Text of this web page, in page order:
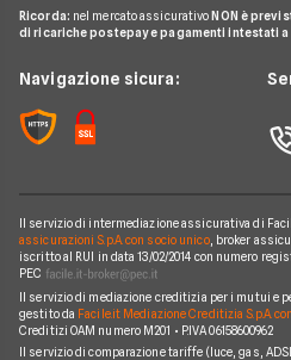
News
Redazione
Ufficio Stampa
Servizio Clienti
Reclami
Mappa del sito
Facile.it Corporate
Facile.it Club
Noleggio lungo termine auto elettriche
Noleggio lungo termine veicoli
Citroen
Jeep
Cupra
Scoprile tutte
FIAT TOPOLINO
LEAPMOTOR B10 reev
AUDI SQ8
FORD Tourneo Courier
BMW Serie 3 SW
AUDI A3 Sportback
MINI Cooper
Scoprile tutte le offerte
Glossario
Arval
Ayvens
UnipolRental
Tutte le compagnie
Ricorda: nel mercato assicurativo NON è
di ricariche postepay e pagamenti intestati
Navigazione sicura:
Il servizio di intermediazione assicurativa di
assicurazioni S.p.A. con socio unico, broker
iscritto al RUI in data 13/02/2014 con numero
PEC
Il servizio di mediazione creditizia per i mutui e
gestito da Facile.it Mediazione Creditizia S.p.A.
Creditizi OAM numero M201 • P.IVA 06158600962
Il servizio di comparazione tariffe (luce, gas,